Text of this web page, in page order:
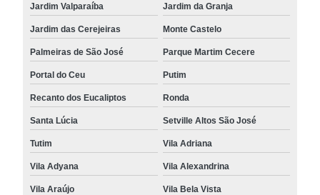
Jardim Valparaíba Jardim da Granja
Jardim das Cerejeiras Monte Castelo
Palmeiras de São José Parque Martim Cecere
Portal do Ceu Putim
Recanto dos Eucaliptos Ronda
Santa Lúcia Setville Altos São José
Tutim Vila Adriana
Vila Adyana Vila Alexandrina
Vila Araújo Vila Bela Vista